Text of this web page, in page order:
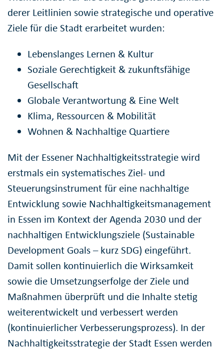
derer Leitlinien sowie strategische und operative
Ziele für die Stadt erarbeitet wurden:
Lebenslanges Lernen & Kultur
Soziale Gerechtigkeit & zukunftsfähige
Gesellschaft
Globale Verantwortung & Eine Welt
Klima, Ressourcen & Mobilität
Wohnen & Nachhaltige Quartiere
Mit der Essener Nachhaltigkeitsstrategie wird
erstmals ein systematisches Ziel- und
Steuerungsinstrument für eine nachhaltige
Entwicklung sowie Nachhaltigkeitsmanagement
in Essen im Kontext der Agenda 2030 und der
nachhaltigen Entwicklungsziele (Sustainable
Development Goals – kurz SDG) eingeführt.
Damit sollen kontinuierlich die Wirksamkeit
sowie die Umsetzungserfolge der Ziele und
Maßnahmen überprüft und die Inhalte stetig
weiterentwickelt und verbessert werden
(kontinuierlicher Verbesserungsprozess). In der
Nachhaltigkeitsstrategie der Stadt Essen werden